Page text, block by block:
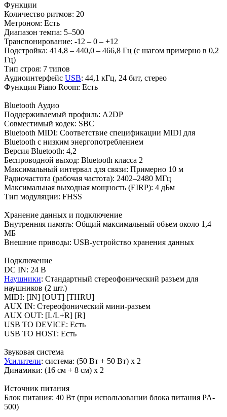
Функции
Количество ритмов: 20
Метроном: Есть
Диапазон темпа: 5–500
Транспонирование: -12 – 0 – +12
Подстройка: 414,8 – 440,0 – 466,8 Гц (с шагом примерно в 0,2
Гц)
Тип строя: 7 типов
Аудиоинтерфейс USB: 44,1 кГц, 24 бит, стерео
Функция Piano Room: Есть
Bluetooth Аудио
Поддерживаемый профиль: A2DP
Совместимый кодек: SBC
Bluetooth MIDI: Соответствие спецификации MIDI для
Bluetooth с низким энергопотреблением
Версия Bluetooth: 4,2
Беспроводной выход: Bluetooth класса 2
Максимальный интервал для связи: Примерно 10 м
Радиочастота (рабочая частота): 2402–2480 МГц
Максимальная выходная мощность (EIRP): 4 дБм
Тип модуляции: FHSS
Хранение данных и подключение
Внутренняя память: Общий максимальный объем около 1,4
МБ
Внешние приводы: USB-устройство хранения данных
Подключение
DC IN: 24 В
Наушники: Стандартный стереофонический разъем для
наушников (2 шт.)
MIDI: [IN] [OUT] [THRU]
AUX IN: Стереофонический мини-разъем
AUX OUT: [L/L+R] [R]
USB TO DEVICE: Есть
USB TO HOST: Есть
Звуковая система
Усилители: система: (50 Вт + 50 Вт) х 2
Динамики: (16 см + 8 см) х 2
Источник питания
Блок питания: 40 Вт (при использовании блока питания PA-
500)